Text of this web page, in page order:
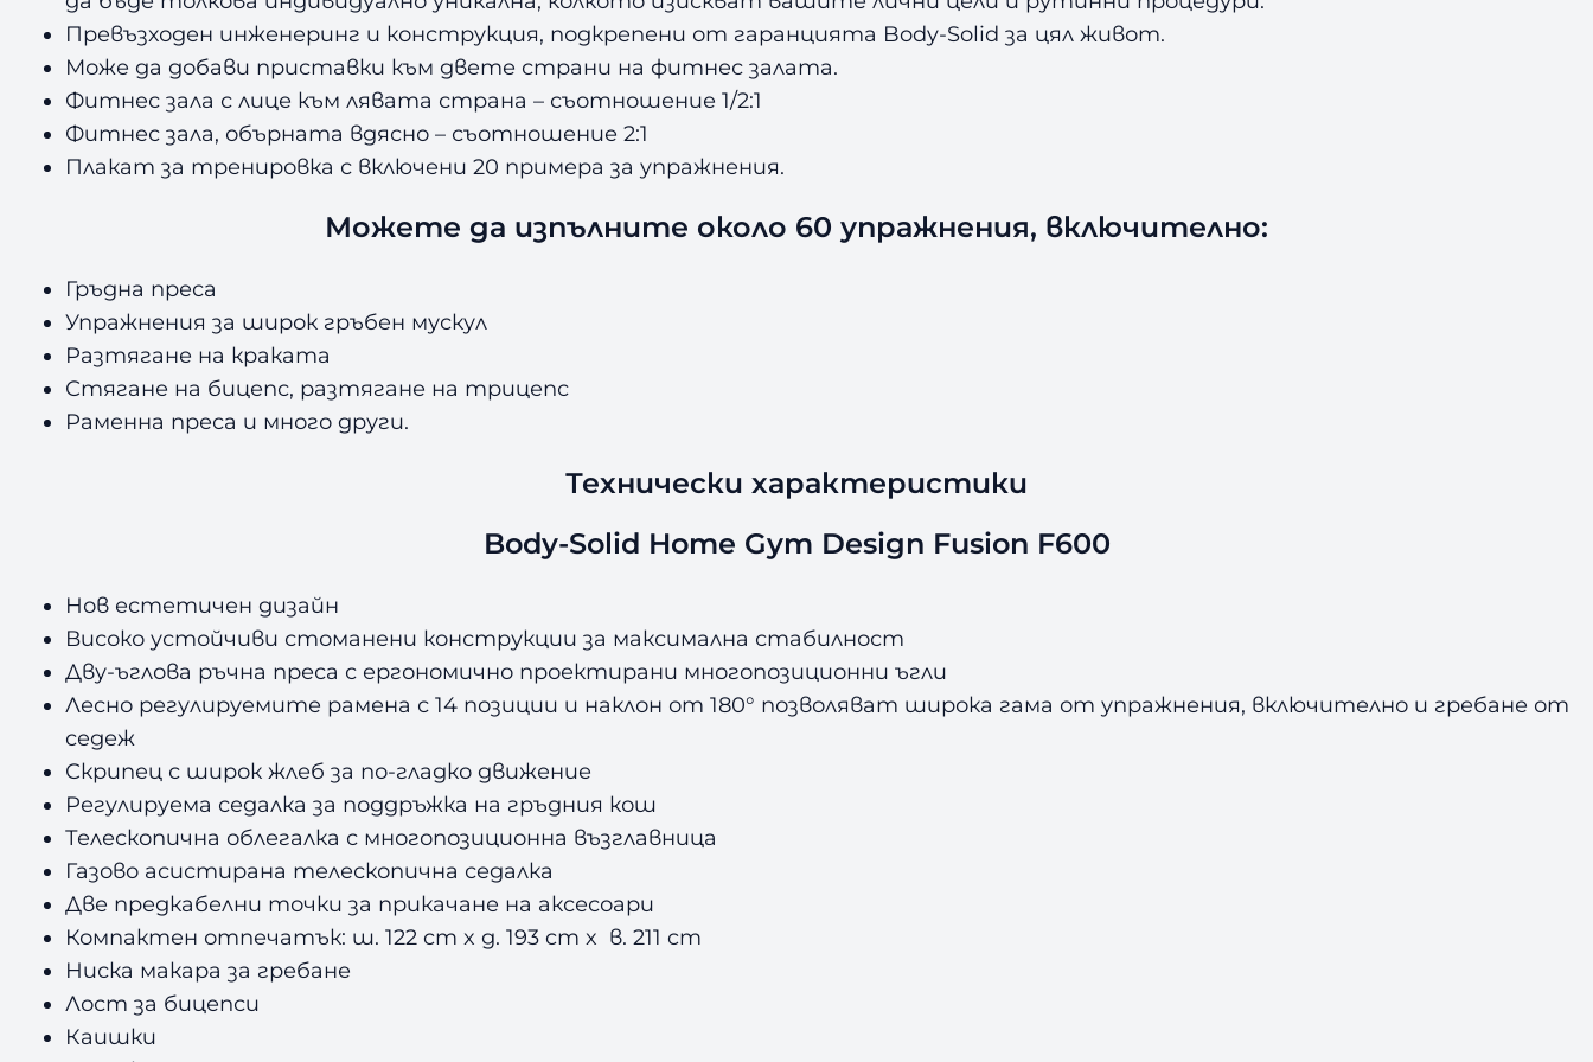
Превъзходен инженеринг и конструкция, подкрепени от гаранцията Body-Solid за цял живот.
Може да добави приставки към двете страни на фитнес залата.
Фитнес зала с лице към лявата страна – съотношение 1/2:1
Фитнес зала, обърната вдясно – съотношение 2:1
Плакат за тренировка с включени 20 примера за упражнения.
Можете да изпълните около 60 упражнения, включително:
Гръдна преса
Упражнения за широк гръбен мускул
Разтягане на краката
Стягане на бицепс, разтягане на трицепс
Раменна преса и много други.
Технически характеристики
Body-Solid Home Gym Design Fusion F600
Нов естетичен дизайн
Високо устойчиви стоманени конструкции за максимална стабилност
Дву-ъглова ръчна преса с ергономично проектирани многопозиционни ъгли
Лесно регулируемите рамена с 14 позиции и наклон от 180° позволяват широка гама от упражнения, включително и гребане от
седеж
Скрипец с широк жлеб за по-гладко движение
Регулируема седалка за поддръжка на гръдния кош
Телескопична облегалка с многопозиционна възглавница
Газово асистирана телескопична седалка
Две предкабелни точки за прикачане на аксесоари
Компактен отпечатък: ш. 122 cm x д. 193 cm x в. 211 cm
Ниска макара за гребане
Лост за бицепси
Каишки